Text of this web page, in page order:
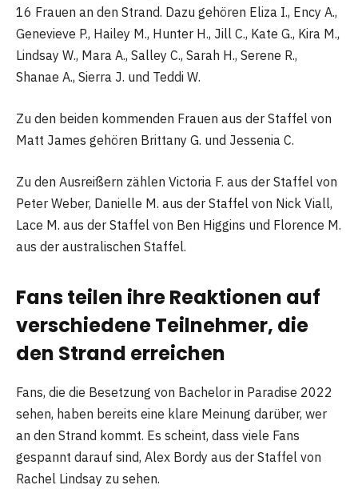
16 Frauen an den Strand. Dazu gehören Eliza I., Ency A.,
Genevieve P., Hailey M., Hunter H., Jill C., Kate G., Kira M.,
Lindsay W., Mara A., Salley C., Sarah H., Serene R.,
Shanae A., Sierra J. und Teddi W.
Zu den beiden kommenden Frauen aus der Staffel von
Matt James gehören Brittany G. und Jessenia C.
Zu den Ausreißern zählen Victoria F. aus der Staffel von
Peter Weber, Danielle M. aus der Staffel von Nick Viall,
Lace M. aus der Staffel von Ben Higgins und Florence M.
aus der australischen Staffel.
Fans teilen ihre Reaktionen auf
verschiedene Teilnehmer, die
den Strand erreichen
Fans, die die Besetzung von Bachelor in Paradise 2022
sehen, haben bereits eine klare Meinung darüber, wer
an den Strand kommt. Es scheint, dass viele Fans
gespannt darauf sind, Alex Bordy aus der Staffel von
Rachel Lindsay zu sehen.